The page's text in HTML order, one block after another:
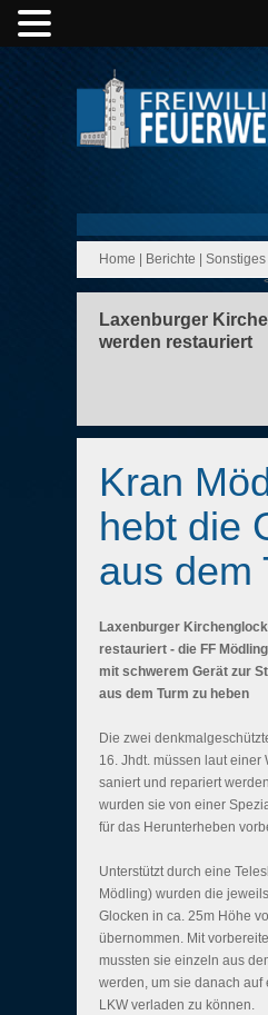
Home Berichte
Sonstiges
Laxenburger
werden restauriert
Kran
hebt die
aus dem
Laxenburger
restauriert - die FF
mit schwerem Gerät zur
aus dem Turm zu heben
Die zwei
16. Jhdt. müssen laut einer
saniert und repariert
wurden sie von einer
für das Herunterheben
Unterstützt durch eine
Mödling) wurden die
Glocken in ca. 25m Höhe
übernommen. Mit
mussten sie einzeln aus
werden, um sie danach auf
LKW verladen zu können.